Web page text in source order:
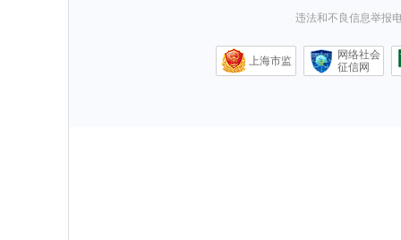
违法和不良信息举报
上海市监
网络社会
征信网